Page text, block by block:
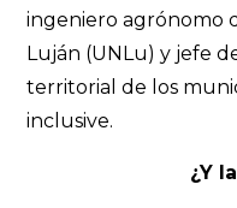
ingeniero agrónomo
Luján (UNLu) y jefe
territorial de los
inclusive.
¿Y